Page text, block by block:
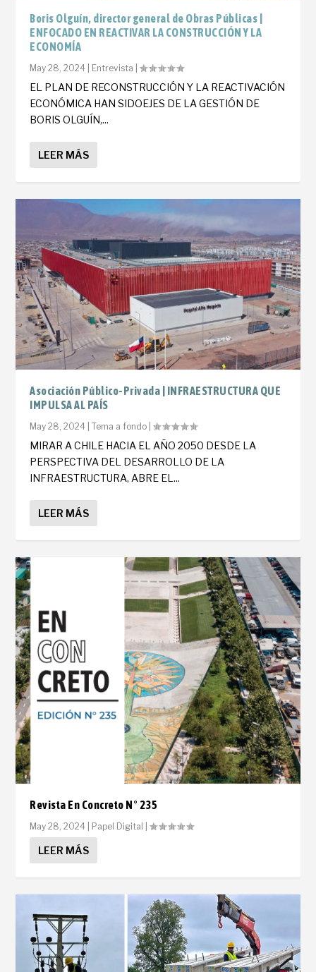
Boris Olguín, director general de Obras Públicas |
ENFOCADO EN REACTIVAR LA CONSTRUCCIÓN Y LA
ECONOMÍA
May 28, 2024 Entrevista |
EL PLAN DE RECONSTRUCCIÓN Y LA REACTIVACIÓN
ECONÓMICA HAN SIDOEJES DE LA GESTIÓN DE
BORIS OLGUÍN,...
LEER MÁS
Asociación Público-Privada | INFRAESTRUCTURA QUE
IMPULSA AL PAÍS
May 28, 2024 |Tema a fondo |
MIRAR A CHILE HACIA EL AÑO 2050 DESDE LA
PERSPECTIVA DEL DESARROLLO DE LA
INFRAESTRUCTURA, ABRE EL...
LEER MÁS
Revista En Concreto N° 235
May 28, 2024 Papel Digital |
LEER MÁS